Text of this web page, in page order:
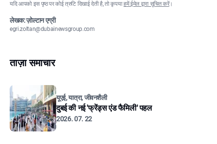
यदि आपको इस पृष्ठ पर कोई त्रुटि दिखाई देती है, तो कृपयाहमें ईमेल द्वारा सूचित करें।
लेखक: ज़ोल्टान एग्री
egri.zoltan@dubainewsgroup.com
ताज़ा समाचार
यूएई, यात्रा, जीवनशैली
दुबई की नई 'फ्रेंड्स एंड फैमिली' पहल
2026. 07. 22